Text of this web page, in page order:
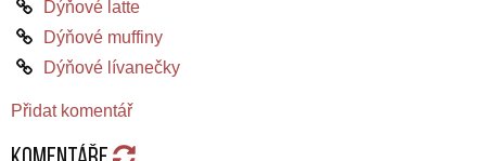
Dýňové latte
Dýňové muffiny
Dýňové lívanečky
Přidat komentář